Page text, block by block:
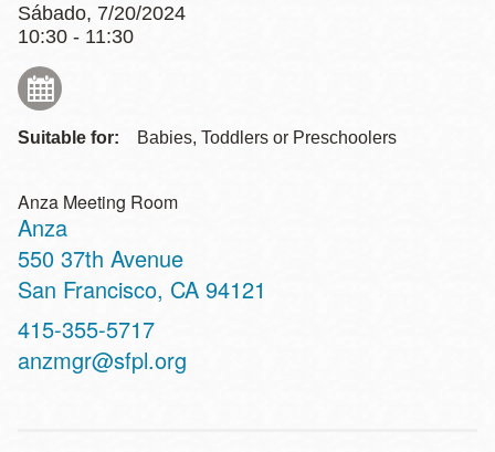
Sábado, 7/20/2024
10:30 - 11:30
Suitable for: Babies, Toddlers or Preschoolers
Anza Meeting Room
Anza
Address
550 37th Avenue
San Francisco, CA 94121
Contact
Telephone
415-355-5717
anzmgr@sfpl.org